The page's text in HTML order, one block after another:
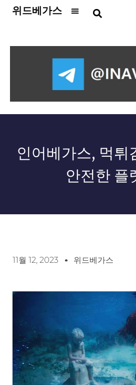
위드베가스
인어베가스, 먹튀
안전한 플
11월 12, 2023 위드베가스